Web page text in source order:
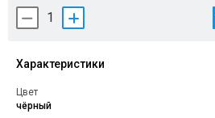
1
Характеристики
Цвет
чёрный